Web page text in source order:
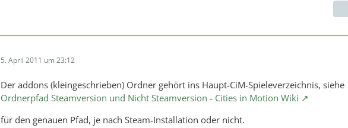
5. April 2011 um 23:12
Der addons (kleingeschrieben) Ordner gehört ins Haupt-CiM-Spieleverzeichnis, siehe
Ordnerpfad Steamversion und Nicht Steamversion - Cities in Motion Wiki
für den genauen Pfad, je nach Steam-Installation oder nicht.